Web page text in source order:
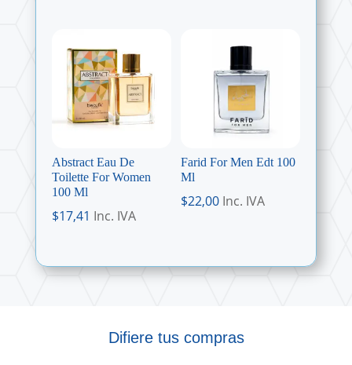
Abstract Eau De
Toilette For Women
100 Ml
$17,41 Inc. IVA
Farid For Men Edt 100
Ml
$22,00 Inc. IVA
Difiere tus compras